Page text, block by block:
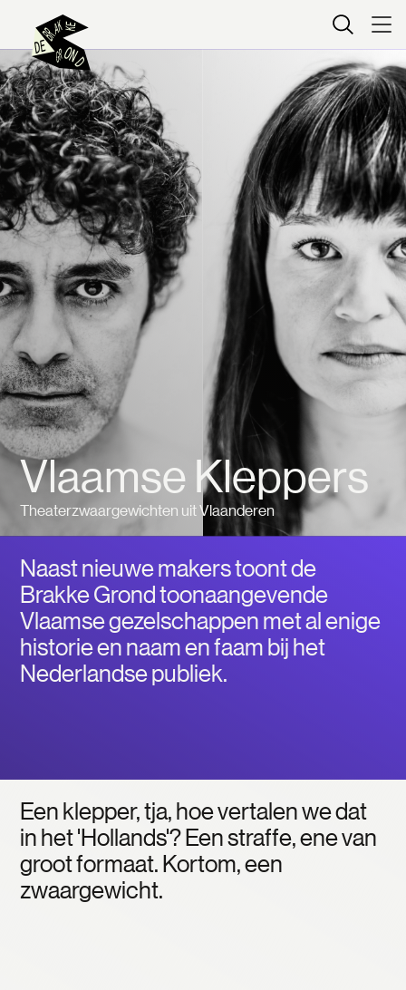
Vlaamse Kleppers
Theaterzwaargewichten uit Vlaanderen
Naast nieuwe makers toont de
Brakke Grond toonaangevende
Vlaamse gezelschappen met al enige
historie en naam en faam bij het
Nederlandse publiek.
Een klepper, tja, hoe vertalen we dat
in het 'Hollands'? Een straffe, ene van
groot formaat. Kortom, een
zwaargewicht.